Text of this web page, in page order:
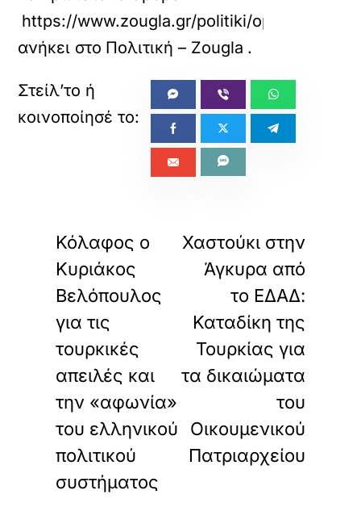
https://www.zougla.gr/politiki/opekepe-
ανήκει στο Πολιτική – Zougla .
Κόλαφος ο
Κυριάκος
Βελόπουλος
για τις
τουρκικές
απειλές και
την «αφωνία»
του ελληνικού
πολιτικού
συστήματος
Χαστούκι στην
Άγκυρα από
το ΕΔΑΔ:
Καταδίκη της
Τουρκίας για
τα δικαιώματα
του
Οικουμενικού
Πατριαρχείου